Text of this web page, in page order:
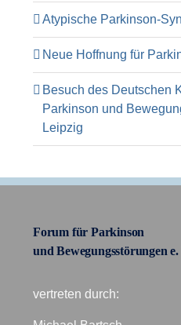
Atypische Parkinson-
Neue Hoffnung für
Besuch des Deutschen
Parkinson und
Leipzig
Forum für Parkinson
und Bewegungsstörungen e.
vertreten durch: